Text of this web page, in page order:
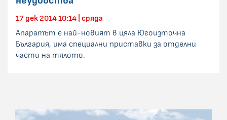
17 дек 2014 10:14 | сряда
Апаратът е най-новият в цяла Югоизточна
България, има специални приставки за отделни
части на тялото.